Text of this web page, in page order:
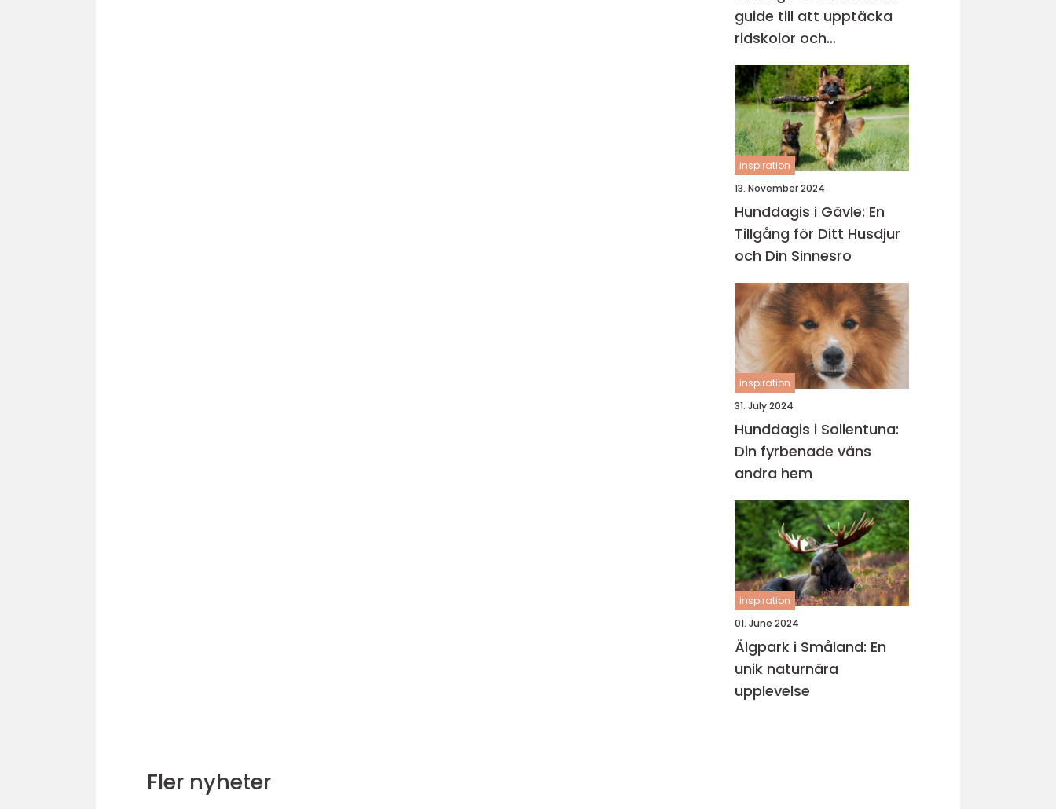
guide till att upptäcka
ridskolor och
ridupplevelser
inspiration
13. November 2024
Hunddagis i Gävle: En
Tillgång för Ditt Husdjur
och Din Sinnesro
inspiration
31. July 2024
Hunddagis i Sollentuna:
Din fyrbenade väns
andra hem
inspiration
01. June 2024
Älgpark i Småland: En
unik naturnära
upplevelse
Fler nyheter